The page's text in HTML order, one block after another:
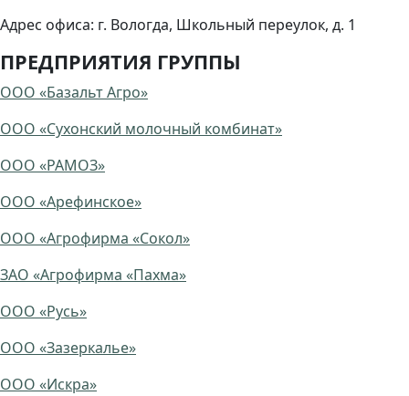
Адрес офиса: г. Вологда, Школьный переулок, д. 1
ПРЕДПРИЯТИЯ ГРУППЫ
ООО «Базальт Агро»
ООО «Сухонский молочный комбинат»
ООО «РАМОЗ»
ООО «Арефинское»
ООО «Агрофирма «Сокол»
ЗАО «Агрофирма «Пахма»
ООО «Русь»
ООО «Зазеркалье»
ООО «Искра»